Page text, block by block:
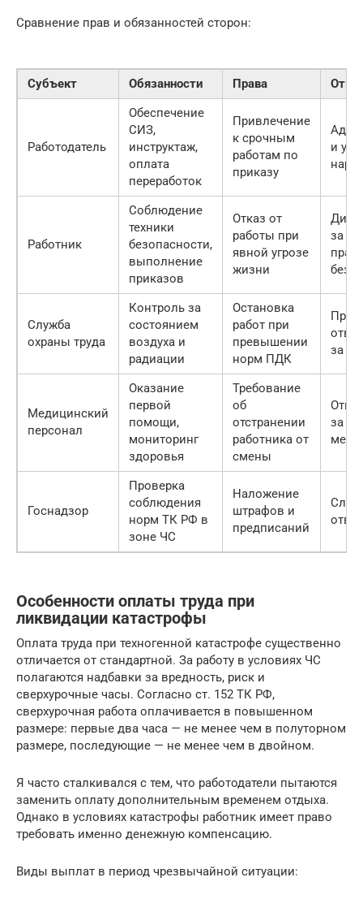
Сравнение прав и обязанностей сторон:
Субъект Обязанности Права
Работодатель
Обеспечение
СИЗ,
инструктаж,
оплата
переработок
Привлечение
к срочным
работам по
приказу
и
Работник
Соблюдение
техники
безопасности,
выполнение
приказов
Отказ от
работы при
явной угрозе
жизни
за
Служба
охраны труда
Контроль за
состоянием
воздуха и
радиации
Остановка
работ при
превышении
норм ПДК
за
Медицинский
персонал
Оказание
первой
помощи,
мониторинг
здоровья
Требование
об
отстранении
работника от
смены
за
Госнадзор
Проверка
соблюдения
норм ТК РФ в
зоне ЧС
Наложение
штрафов и
предписаний
Особенности оплаты труда при
ликвидации катастрофы
Оплата труда при техногенной катастрофе существенно
отличается от стандартной. За работу в условиях ЧС
полагаются надбавки за вредность, риск и
сверхурочные часы. Согласно ст. 152 ТК РФ,
сверхурочная работа оплачивается в повышенном
размере: первые два часа — не менее чем в полуторном
размере, последующие — не менее чем в двойном.
Я часто сталкивался с тем, что работодатели пытаются
заменить оплату дополнительным временем отдыха.
Однако в условиях катастрофы работник имеет право
требовать именно денежную компенсацию.
Виды выплат в период чрезвычайной ситуации: